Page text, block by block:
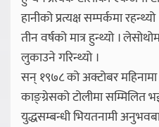
हानीको प्रत्यक्ष सम्पर्कमा
तीन वर्षको मात्र हुन्थ्यो ।
लुकाउने गरिन्थ्यो ।
सन् १९७८ को अक्टोबर महिनामा
काङ्ग्रेसको टोलीमा सम्मिलित
युद्धसम्बन्धी भियतनामी